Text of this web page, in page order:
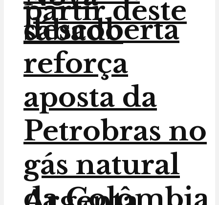
partir deste
sábado
descoberta
reforça
aposta da
Petrobras no
gás natural